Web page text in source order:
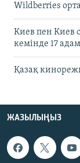
Wildberries
Киев пен Киев
кемінде 17
Қазақ
ЖАЗЫЛЫҢЫЗ